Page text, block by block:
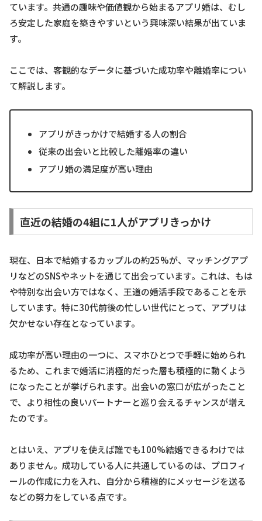
ています。共通の趣味や価値観から始まるアプリ婚は、むし
ろ安定した家庭を築きやすいという興味深い結果が出ていま
す。
ここでは、客観的なデータに基づいた成功率や離婚率につい
て解説します。
アプリがきっかけで結婚する人の割合
従来の出会いと比較した離婚率の違い
アプリ婚の満足度が高い理由
直近の結婚の4組に1人がアプリきっかけ
現在、日本で結婚するカップルの約25%が、マッチングアプ
リなどのSNSやネットを通じて出会っています。これは、もは
や特別な出会い方ではなく、王道の婚活手段であることを示
しています。特に30代前後の忙しい世代にとって、アプリは
欠かせない存在となっています。
成功率が高い理由の一つに、スマホひとつで手軽に始められ
るため、これまで婚活に消極的だった層も積極的に動くよう
になったことが挙げられます。出会いの窓口が広がったこと
で、より相性の良いパートナーと巡り会えるチャンスが増え
たのです。
とはいえ、アプリを使えば誰でも100%結婚できるわけでは
ありません。成功している人に共通しているのは、プロフィ
ールの作成に力を入れ、自分から積極的にメッセージを送る
などの努力をしている点です。